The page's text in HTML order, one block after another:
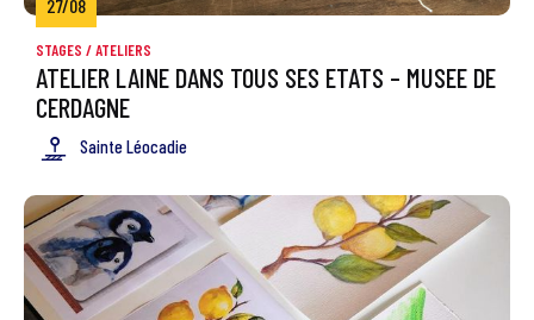
27/08
STAGES / ATELIERS
ATELIER LAINE DANS TOUS SES ETATS – MUSEE DE
CERDAGNE
Sainte Léocadie